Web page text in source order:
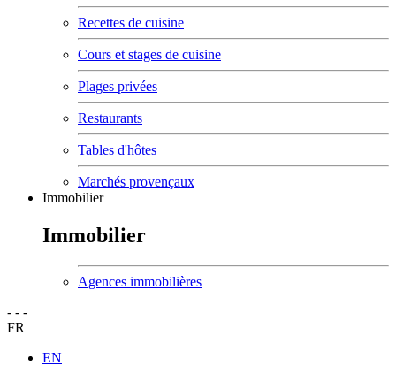
Recettes de cuisine
Cours et stages de cuisine
Plages privées
Restaurants
Tables d'hôtes
Marchés provençaux
Immobilier
Immobilier
Agences immobilières
- - -
FR
EN